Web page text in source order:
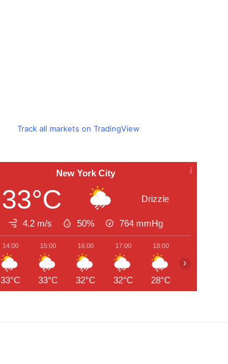
Track all markets on TradingView
New York City
33°C Drizzle
4.2 m/s 50% 764 mmHg
14:00
33°C
15:00
33°C
16:00
32°C
17:00
32°C
18:00
28°C
›